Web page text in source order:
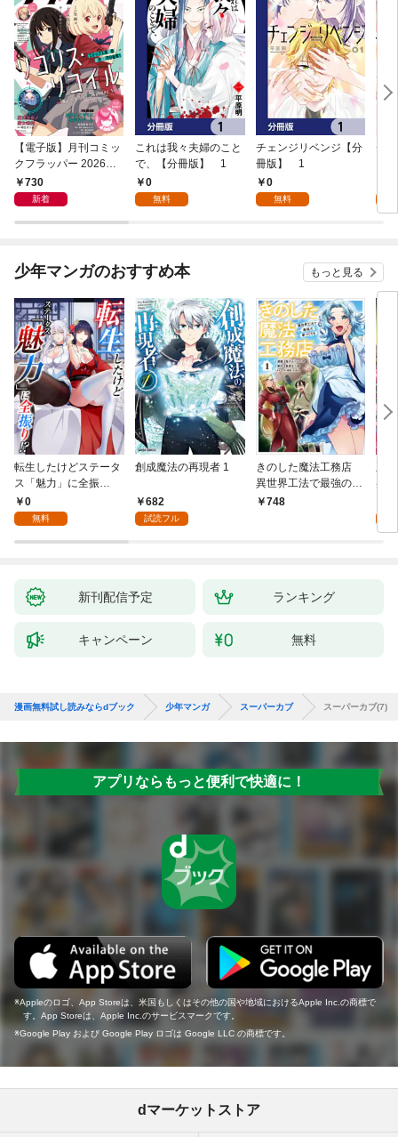
【電子版】月刊コミッ
クフラッパー 2026年9
月号730
新着
これは我々夫婦のこと
で、【分冊版】 1
0
無料
チェンジリベンジ【分
冊版】 1
0
無料
チ
少年マンガのおすすめ本 もっと見る
転生したけどステータ
ス「魅力」に全振
り！？(1)
0
無料
創成魔法の再現者 1
682
試読フル
きのした魔法工務店
異世界工法で最強の家
づくりを（コミック）
748
兆
る
新刊配信予定 ランキング
キャンペーン 無料
漫画無料試し読みならdブック 少年マンガ スーパーカブ スーパーカブ(7)
アプリならもっと便利で快適に！
Appleのロゴ、App Storeは、米国もしくはその他の国や地域におけるApple Inc.の商標で
す。App Storeは、Apple Inc.のサービスマークです。
Google Play および Google Play ロゴは Google LLC の商標です。
dマーケットストア